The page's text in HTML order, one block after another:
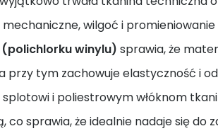
mechaniczne, wilgoć i
(polichlorku winylu) sprawia, że
przy tym zachowuje elastyczność i
i poliestrowym włóknom
co sprawia, że idealnie nadaje się do